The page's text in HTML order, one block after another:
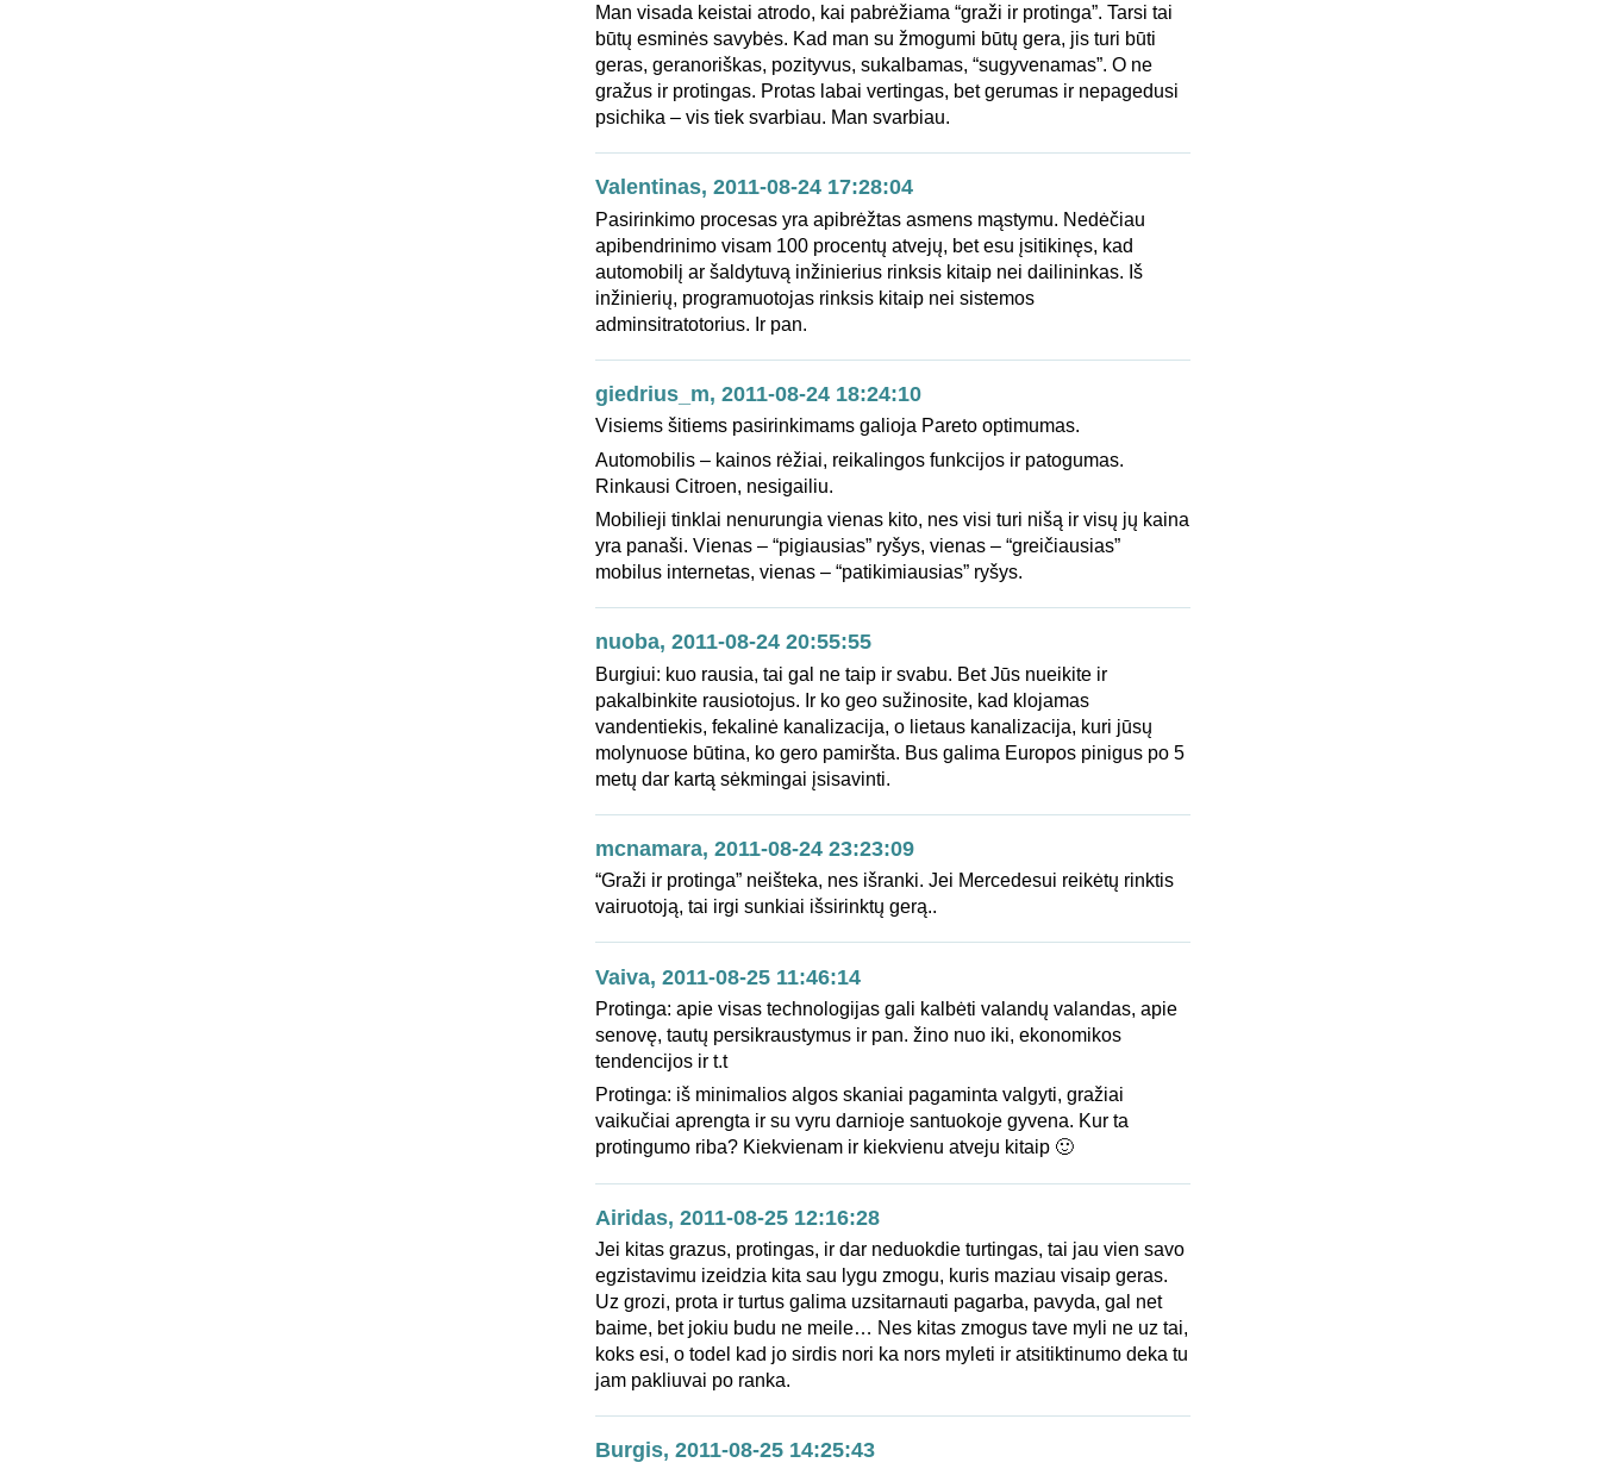
Man visada keistai atrodo, kai pabrėžiama “graži ir protinga”. Tarsi tai
būtų esminės savybės. Kad man su žmogumi būtų gera, jis turi būti
geras, geranoriškas, pozityvus, sukalbamas, “sugyvenamas”. O ne
gražus ir protingas. Protas labai vertingas, bet gerumas ir nepagedusi
psichika – vis tiek svarbiau. Man svarbiau.
Valentinas, 2011-08-24 17:28:04
Pasirinkimo procesas yra apibrėžtas asmens mąstymu. Nedėčiau
apibendrinimo visam 100 procentų atvejų, bet esu įsitikinęs, kad
automobilį ar šaldytuvą inžinierius rinksis kitaip nei dailininkas. Iš
inžinierių, programuotojas rinksis kitaip nei sistemos
adminsitratotorius. Ir pan.
giedrius_m, 2011-08-24 18:24:10
Visiems šitiems pasirinkimams galioja Pareto optimumas.
Automobilis – kainos rėžiai, reikalingos funkcijos ir patogumas.
Rinkausi Citroen, nesigailiu.
Mobilieji tinklai nenurungia vienas kito, nes visi turi nišą ir visų jų kaina
yra panaši. Vienas – “pigiausias” ryšys, vienas – “greičiausias”
mobilus internetas, vienas – “patikimiausias” ryšys.
nuoba, 2011-08-24 20:55:55
Burgiui: kuo rausia, tai gal ne taip ir svabu. Bet Jūs nueikite ir
pakalbinkite rausiotojus. Ir ko geo sužinosite, kad klojamas
vandentiekis, fekalinė kanalizacija, o lietaus kanalizacija, kuri jūsų
molynuose būtina, ko gero pamiršta. Bus galima Europos pinigus po 5
metų dar kartą sėkmingai įsisavinti.
mcnamara, 2011-08-24 23:23:09
“Graži ir protinga” neišteka, nes išranki. Jei Mercedesui reikėtų rinktis
vairuotoją, tai irgi sunkiai išsirinktų gerą..
Vaiva, 2011-08-25 11:46:14
Protinga: apie visas technologijas gali kalbėti valandų valandas, apie
senovę, tautų persikraustymus ir pan. žino nuo iki, ekonomikos
tendencijos ir t.t
Protinga: iš minimalios algos skaniai pagaminta valgyti, gražiai
vaikučiai aprengta ir su vyru darnioje santuokoje gyvena. Kur ta
protingumo riba? Kiekvienam ir kiekvienu atveju kitaip 🙂
Airidas, 2011-08-25 12:16:28
Jei kitas grazus, protingas, ir dar neduokdie turtingas, tai jau vien savo
egzistavimu izeidzia kita sau lygu zmogu, kuris maziau visaip geras.
Uz grozi, prota ir turtus galima uzsitarnauti pagarba, pavyda, gal net
baime, bet jokiu budu ne meile… Nes kitas zmogus tave myli ne uz tai,
koks esi, o todel kad jo sirdis nori ka nors myleti ir atsitiktinumo deka tu
jam pakliuvai po ranka.
Burgis, 2011-08-25 14:25:43